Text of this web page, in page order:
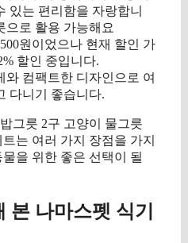
있는 편리함을 자랑합니
으로 활용 가능해요
원이었으나 현재 할인 가
할인 중입니다.
와 컴팩트한 디자인으로 여
다니기 좋습니다.
그릇 2구 고양이 물그릇
는 여러 가지 장점을 가지
을 위한 좋은 선택이 될
본 나마스펫 식기